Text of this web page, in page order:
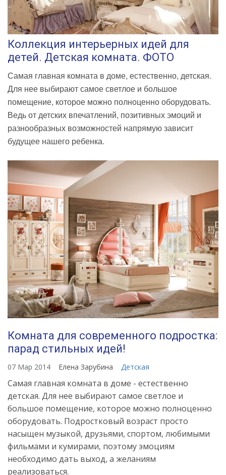
Коллекция интерьерных идей для
детей. Детская комната. ФОТО
Самая главная комната в доме, естественно, детская.
Для нее выбирают самое светлое и большое
помещение, которое можно полноценно оборудовать.
Ведь от детских впечатлений, позитивных эмоций и
разнообразных возможностей напрямую зависит
будущее нашего ребенка.
Комната для современного подростка:
парад стильных идей!
07 Мар 2014 Елена Зарубина Детская
Самая главная комната в доме - естественно
детская. Для нее выбирают самое светлое и
большое помещение, которое можно полноценно
оборудовать. Подростковый возраст просто
насыщен музыкой, друзьями, спортом, любимыми
фильмами и кумирами, поэтому эмоциям
необходимо дать выход, а желаниям
реализоваться.